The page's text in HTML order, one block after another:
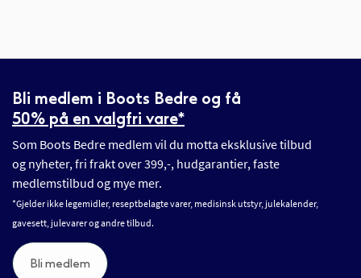
Bli medlem i Boots Bedre og få
50% på en valgfri vare*
Som Boots Bedre medlem vil du motta eksklusive tilbud
og nyheter, fri frakt over 399,-, hudgarantier, faste
medlemstilbud og mye mer.
*Gjelder ikke legemidler, reseptbelagte varer, medisinsk utstyr, julekalender,
gavesett, julevarer og andre tilbud.
Bli medlem